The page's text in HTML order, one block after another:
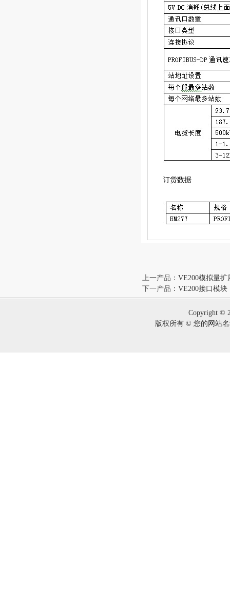
订货数据
上一产品 ： VE200模拟量扩
下一产品 ： VE200接口模块
Copyright ©
版权所有 © 您的网站